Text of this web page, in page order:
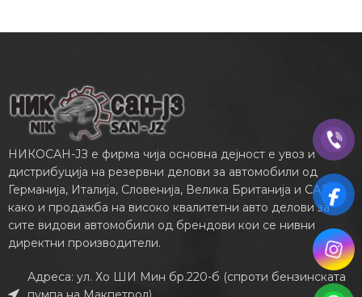
НИКОСАН-ЈЗ е фирма чија основна дејност е увоз и
дистрибуција на резервни делови за автомобили од
Германија, Италија, Словенија, Велика Британија и САД,
како и продажба на високо квалитетни авто делови за
сите видови автомобили од брендови кои се нивни
директни производители.
Адреса: ул. Хо ШИ Мин бр.220-б (спроти бензинската